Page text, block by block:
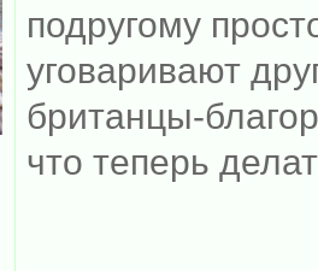
подругому
уговаривают
британцы-
что теперь